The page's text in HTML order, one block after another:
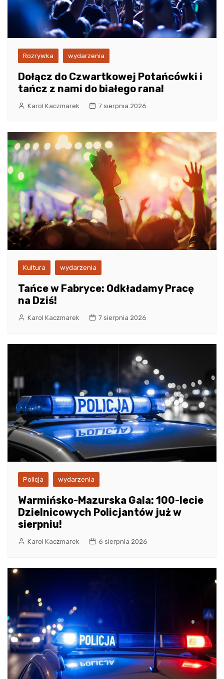
Rozrywka wydarzenia
Dołącz do Czwartkowej Potańcówki i
tańcz z nami do białego rana!
Karol Kaczmarek 7 sierpnia 2026
Kultura wydarzenia
Tańce w Fabryce: Odkładamy Pracę
na Dziś!
Karol Kaczmarek 7 sierpnia 2026
Policja wydarzenia
Warmińsko-Mazurska Gala: 100-lecie
Dzielnicowych Policjantów już w
sierpniu!
Karol Kaczmarek 6 sierpnia 2026